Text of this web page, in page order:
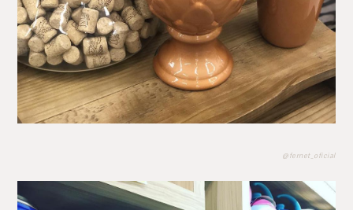
@fernet_oficial